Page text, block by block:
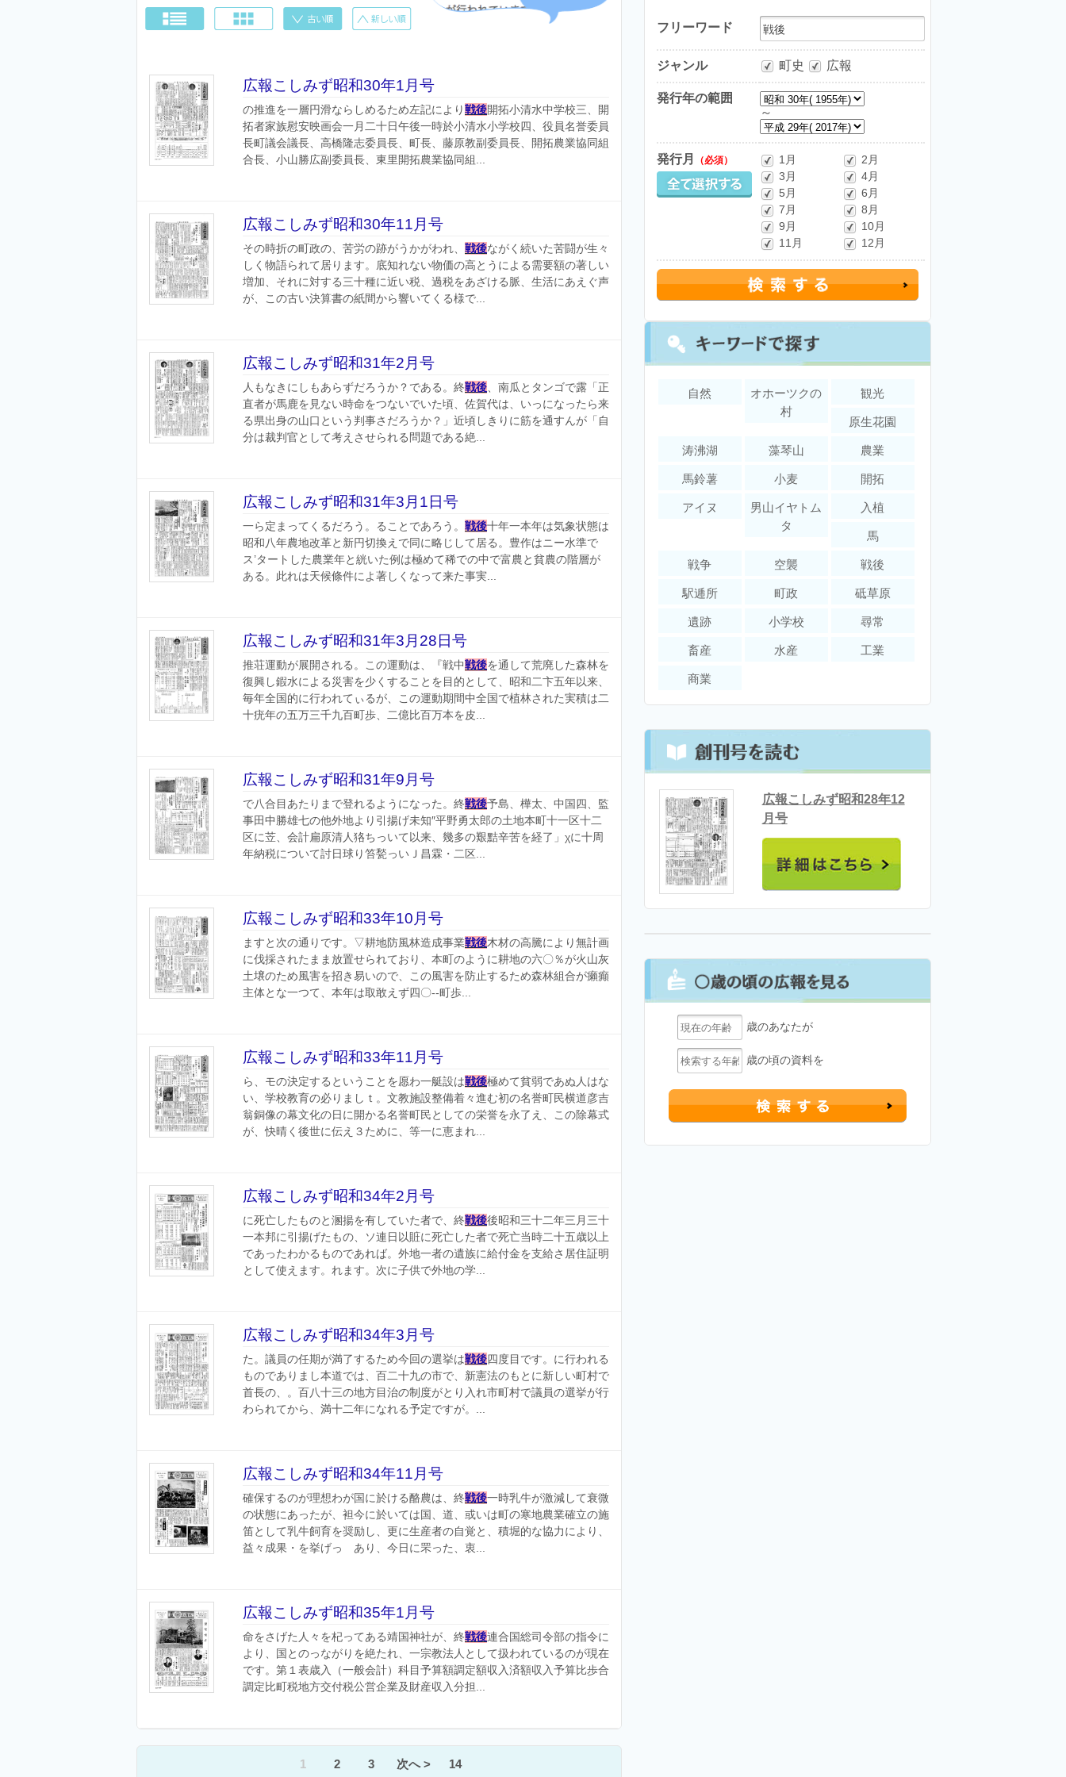
フリーワード
ジャンル 町史 広報
発行年の範囲
～
発行月 （必須） 1月
2月
3月
4月
5月
6月
7月
8月
9月
10月
11月
12月
自然
オホーツクの
村
観光
原生花園
涛沸湖 藻琴山 農業
馬鈴薯 小麦 開拓
アイヌ
男山イヤトム
タ
入植
馬
戦争 空襲 戦後
駅逓所 町政 砥草原
遺跡 小学校 尋常
畜産 水産 工業
商業
広報こしみず昭和28年12
月号
歳のあなたが
歳の頃の資料を
広報こしみず昭和30年1月号
の推進を一層円滑ならしめるため左記により戦後開拓小清水中学校三、開
拓者家族慰安映画会一月二十日午後一時於小清水小学校四、役員名誉委員
長町議会議長、高橋隆志委員長、町長、藤原教副委員長、開拓農業協同組
合長、小山勝広副委員長、東里開拓農業協同組...
広報こしみず昭和30年11月号
その時折の町政の、苦労の跡がうかがわれ、 戦後ながく続いた苦闘が生々
しく物語られて居ります。底知れない物価の高とうによる需要額の著しい
増加、それに対する三十種に近い税、過税をあざける脈、生活にあえぐ声
が、この古い決算書の紙間から響いてくる様で...
広報こしみず昭和31年2月号
人もなきにしもあらずだろうか？である。終戦後 、南瓜とタンゴで露「正
直者が馬鹿を見ない時命をつないでいた頃、佐賀代は、いっになったら来
る県出身の山口という判事さだろうか？」近頃しきりに筋を通すんが「自
分は裁判官として考えさせられる問題である絶...
広報こしみず昭和31年3月1日号
一ら定まってくるだろう。ることであろう。 戦後十年一本年は気象状態は
昭和八年農地改革と新円切換えで同に略じして居る。豊作はニー水準で
ス’タートした農業年と絖いた例は極めて稀での中で富農と貧農の階層が
ある。此れは天候條件によ著しくなって来た事実...
広報こしみず昭和31年3月28日号
推荘運動が展開される。この運動は、『戦中戦後を通して荒廃した森林を
復興し鍜水による災害を少くすることを目的として、昭和二卞五年以来、
毎年全国的に行われてぃるが、この運動期間中全国で植林された実積は二
十疣年の五万三千九百町歩、二億比百万本を皮...
広報こしみず昭和31年9月号
で八合目あたりまで登れるようになった。終戦後予島、樺太、中国四、監
事田中勝雄七の他外地より引揚げ未知″平野勇太郎の土地本町十一区十二
区に苙、会計扁原清人狢ちっいて以来、幾多の艱黠辛苦を経了」χに十周
年納税について討日球り笞甃っいＪ昌霖・二区...
広報こしみず昭和33年10月号
ますと次の通りです。▽耕地防風林造成事業戦後木材の高騰により無計画
に伐採されたまま放置せられており、本町のように耕地の六〇％が火山灰
土壌のため風害を招き易いので、この風害を防止するため森林組合が癩癲
主体とな一つて、本年は取敢えず四〇‐‐町歩...
広報こしみず昭和33年11月号
ら、モの決定するということを愿わ一艇設は戦後極めて貧弱であぬ人はな
い、学校教育の必りましｔ。文教施設整備着々進む初の名誉町民横道彦吉
翁銅像の幕文化の日に開かる名誉町民としての栄誉を永了え、この除幕式
が、快晴く後世に伝え３ために、等一に恵まれ...
広報こしみず昭和34年2月号
に死亡したものと溷揚を有していた者で、終戦後後昭和三十二年三月三十
一本邦に引揚げたもの、ソ連日以賍に死亡した者で死亡当時二十五歳以上
であったわかるものであれば。外地一者の遺族に給付金を支給さ居住証明
として使えます。れます。次に子供で外地の学...
広報こしみず昭和34年3月号
た。議員の任期が満了するため今回の選挙は戦後四度目です。に行われる
ものでありまし本道では、百二十九の市で、新憲法のもとに新しい町村で
首長の、。百八十三の地方目治の制度がとり入れ市町村で議員の選挙が行
わられてから、満十二年になれる予定ですが。...
広報こしみず昭和34年11月号
確保するのが理想わが国に於ける酪農は、終戦後一時乳牛が激減して衰微
の状態にあったが、袒今に於いては国、道、或いは町の寒地農業確立の施
笛として乳牛飼育を奨励し、更に生産者の自覚と、積堀的な協力により、
益々成果・を挙げっゞあり、今日に罘った、衷...
広報こしみず昭和35年1月号
命をさげた人々を杞ってある靖国神社が、終戦後連合国総司令部の指令に
より、国とのっながりを絶たれ、一宗教法人として扱われているのが現在
です。第１表歳入（一般会計）科目予算額調定額収入済額収入予算比歩合
調定比町税地方交付税公営企業及財産収入分担...
1 2 3 次へ > 14